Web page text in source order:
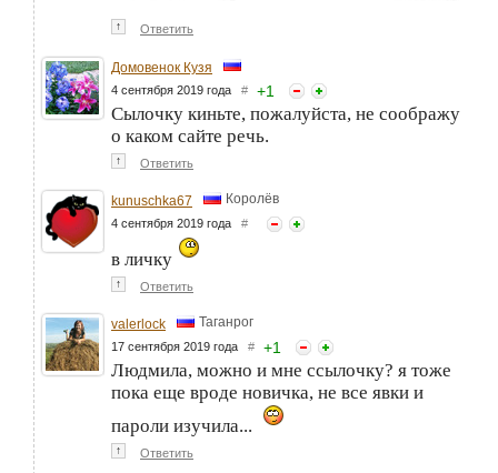
↑ Ответить
Домовенок Кузя
4 сентября 2019 года # +1
Сылочку киньте, пожалуйста, не соображу
о каком сайте речь.
↑ Ответить
kunuschka67 Королёв
4 сентября 2019 года #
в личку
↑ Ответить
valerlock Таганрог
17 сентября 2019 года # +1
Людмила, можно и мне ссылочку? я тоже
пока еще вроде новичка, не все явки и
пароли изучила...
↑ Ответить